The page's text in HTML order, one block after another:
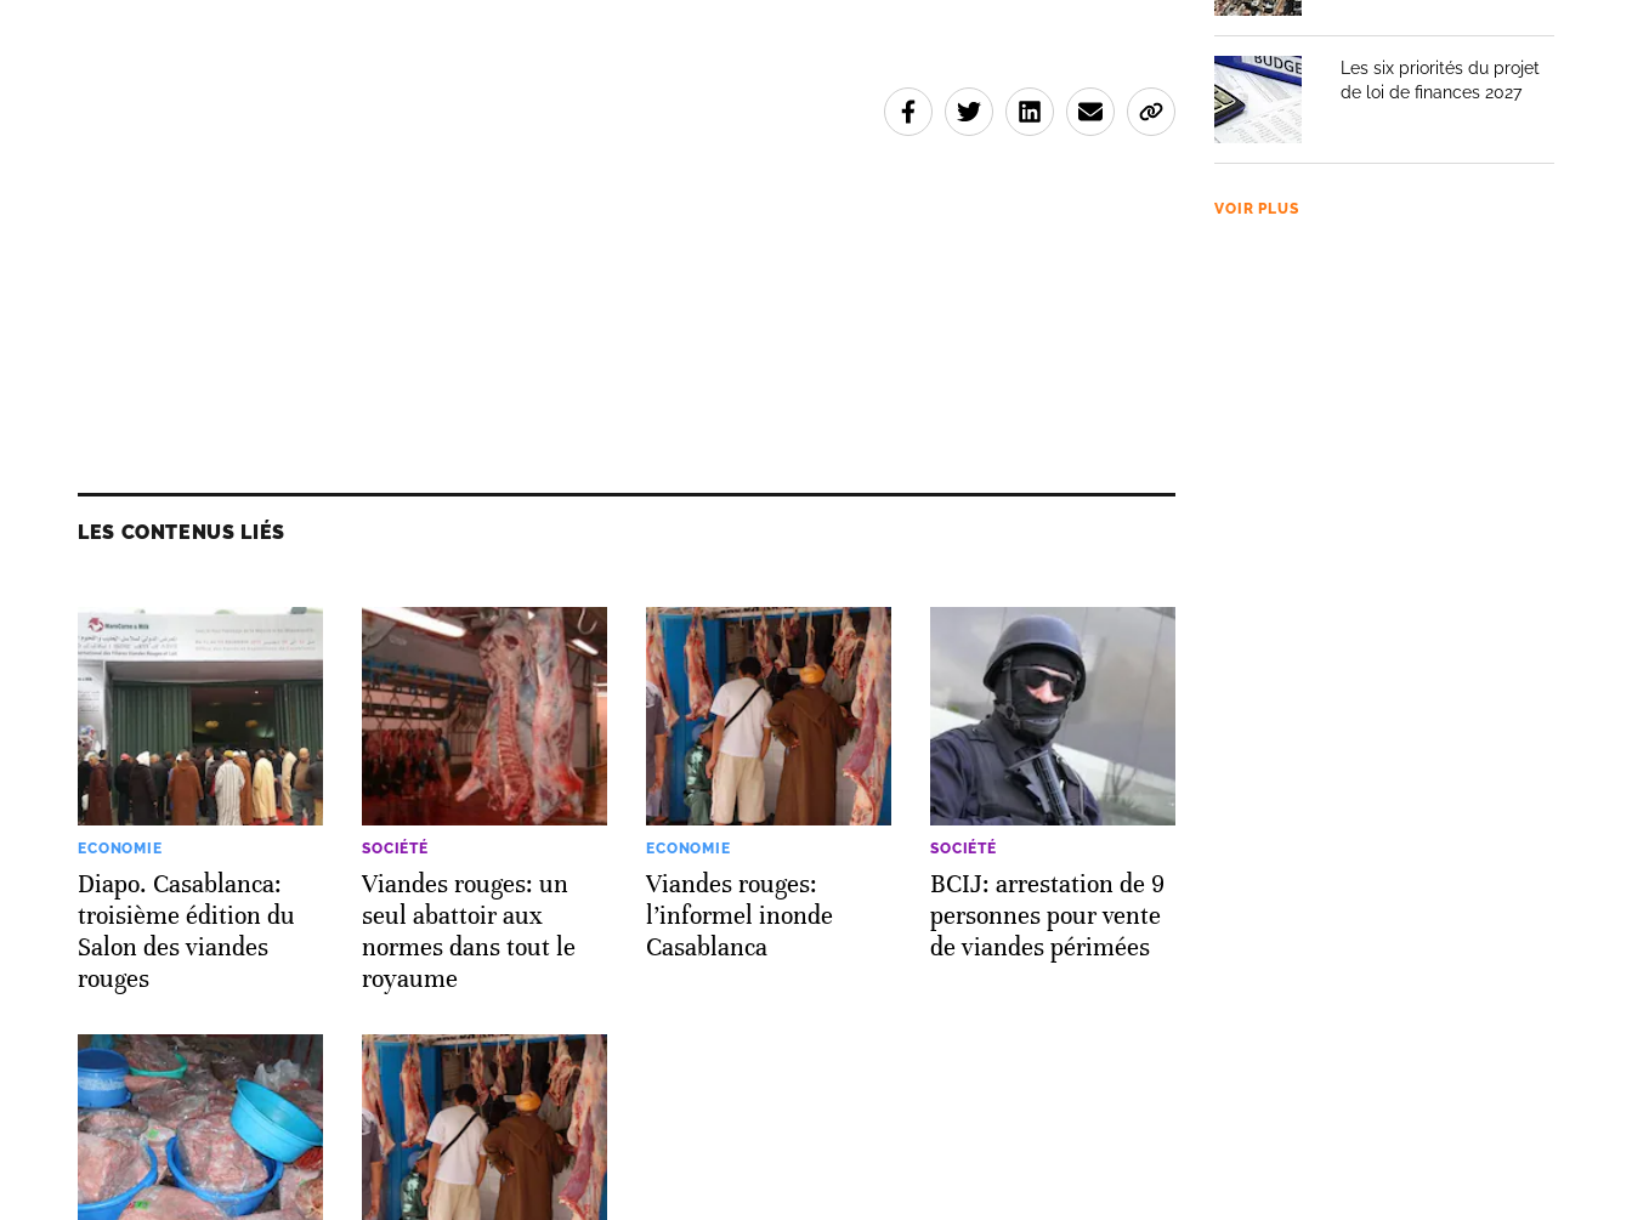
LES CONTENUS LIÉS
ECONOMIE
Diapo. Casablanca:
troisième édition du
Salon des viandes
rouges
SOCIÉTÉ
Viandes rouges: un
seul abattoir aux
normes dans tout le
royaume
ECONOMIE
Viandes rouges:
l’informel inonde
Casablanca
SOCIÉTÉ
BCIJ: arrestation de 9
personnes pour vente
de viandes périmées
Les six priorités du projet
de loi de finances 2027
VOIR PLUS